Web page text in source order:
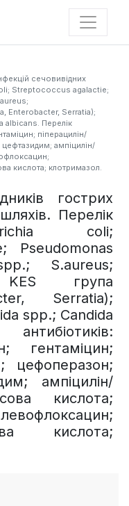
сечовивідних
Streptococcus agalactie;
Enterobacter, Serratia);
albicans. Перелік
піперацилін/
ампіцилін/
кислота; клотримазол.
гострих
Перелік
coli;
Pseudomonas
S.aureus;
KES група
Serratia);
spp.; Candida
гентаміцин;
цефоперазон;
ампіцилін/
кислота;
кислота;